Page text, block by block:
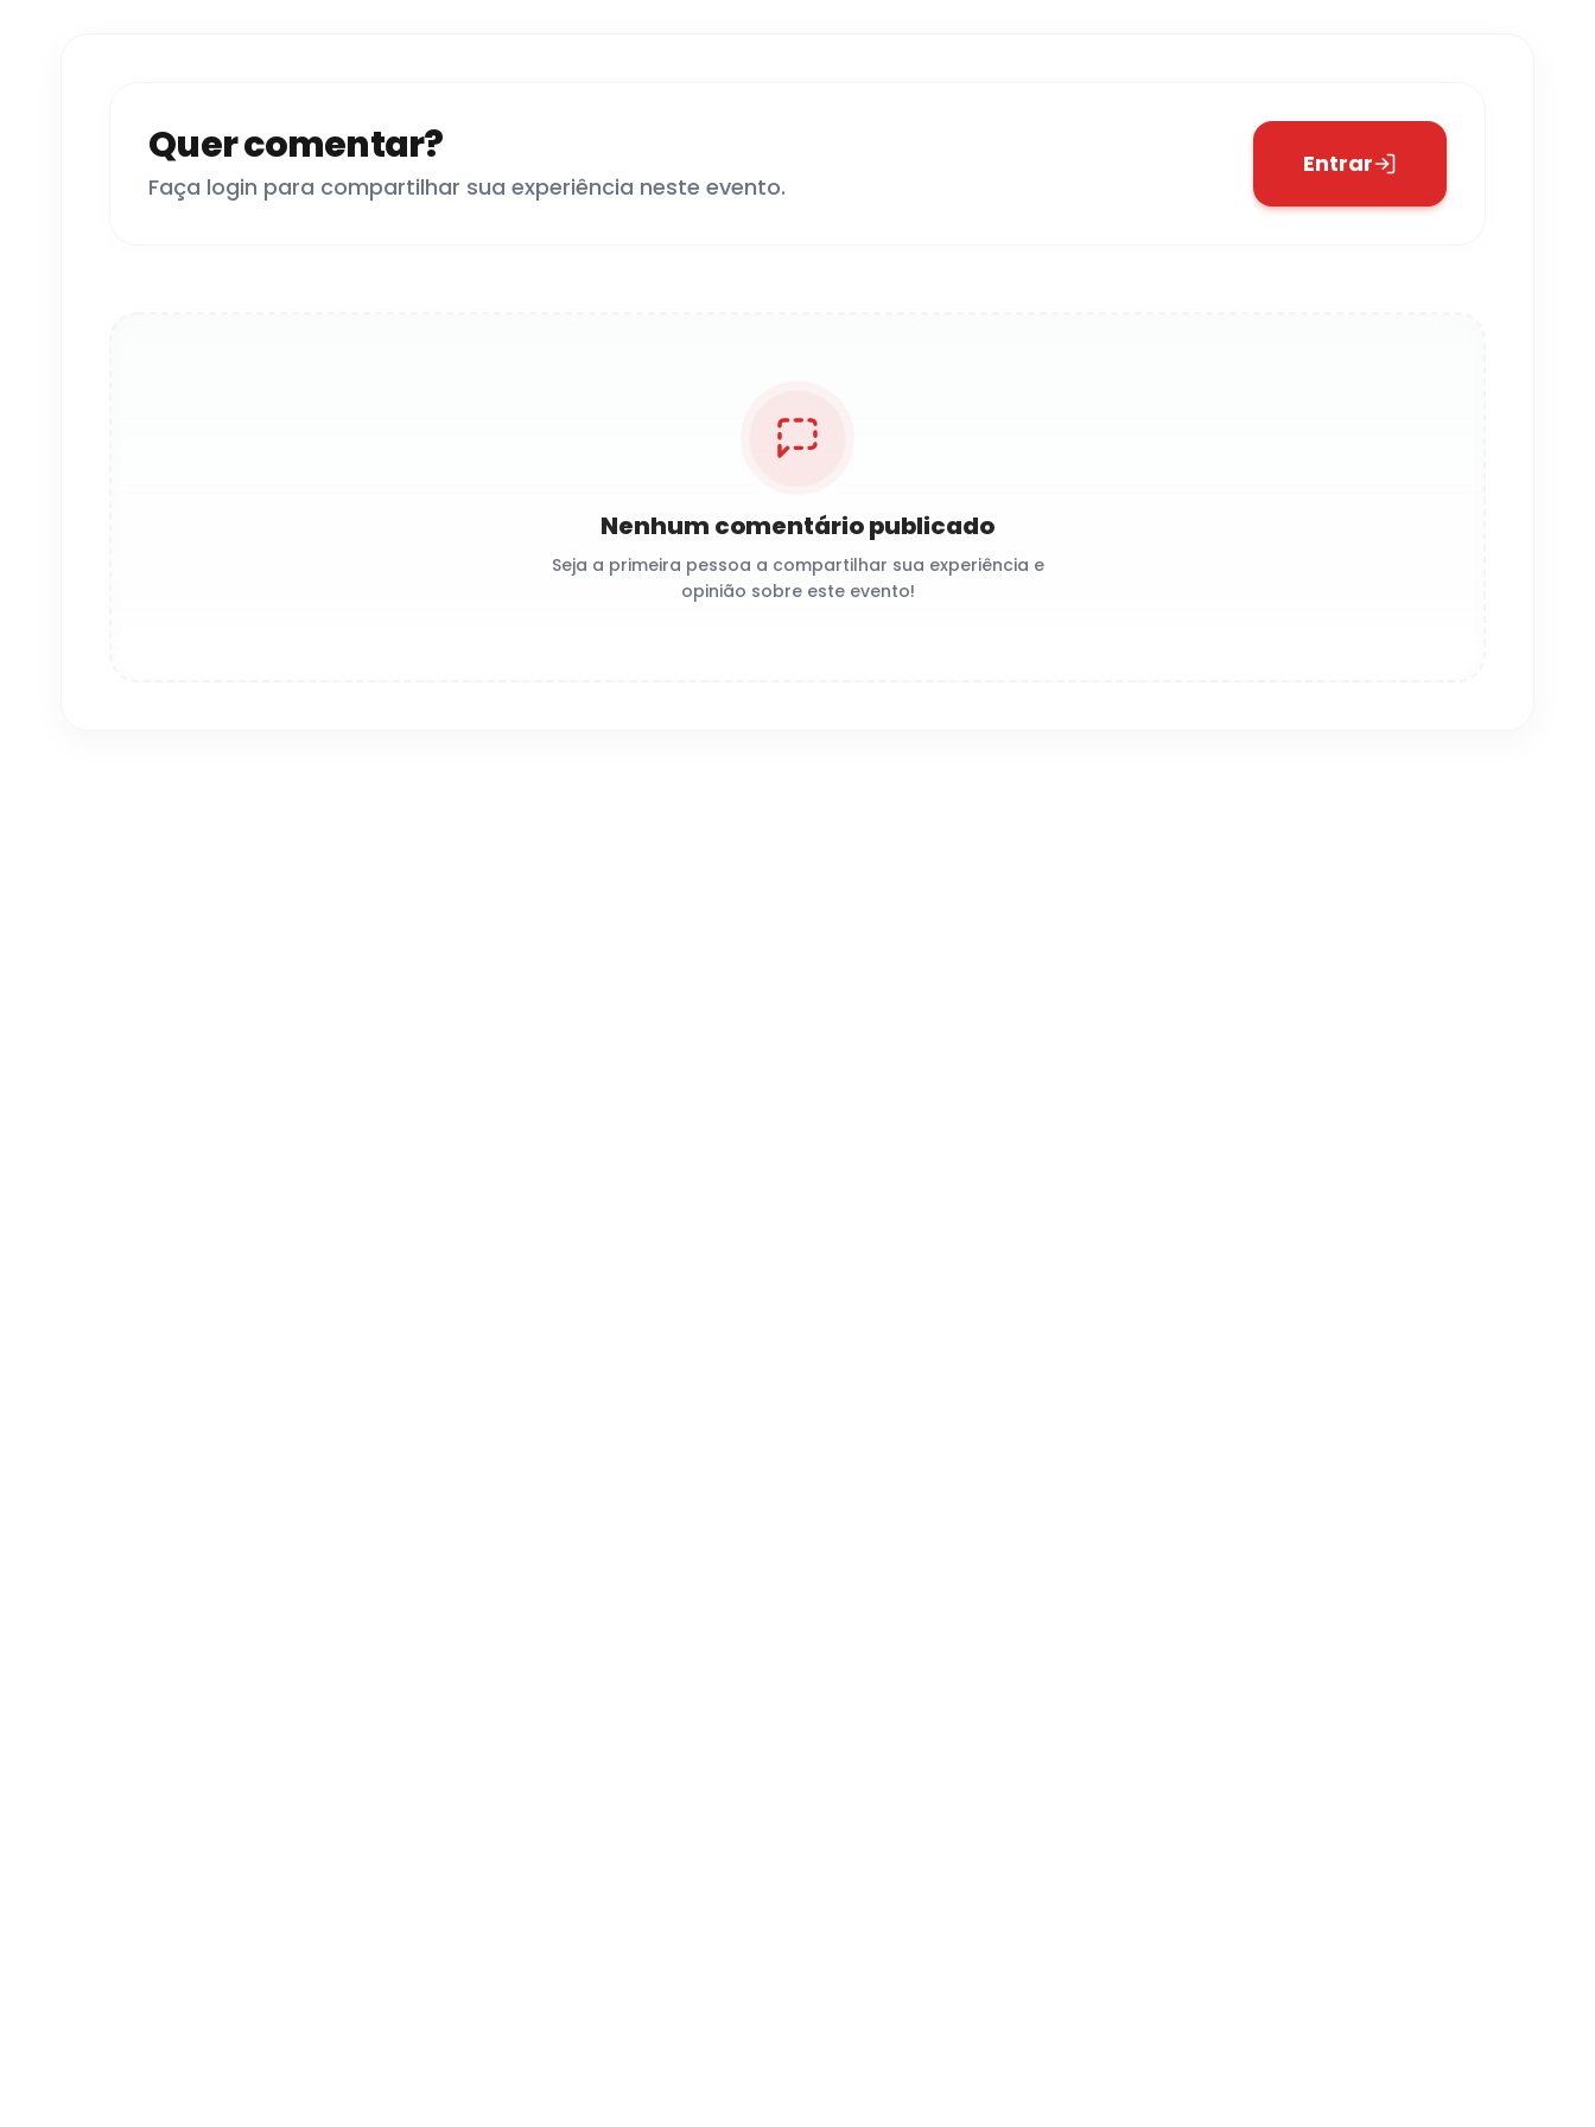
Quer comentar?
Faça login para compartilhar sua experiência neste evento.
Entrar
Nenhum comentário publicado
Seja a primeira pessoa a compartilhar sua experiência e
opinião sobre este evento!